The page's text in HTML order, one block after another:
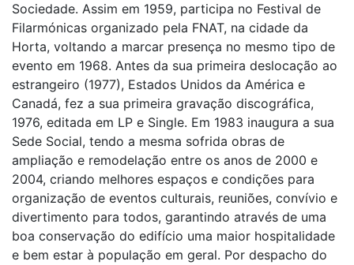
Sociedade. Assim em 1959, participa no Festival de
Filarmónicas organizado pela FNAT, na cidade da
Horta, voltando a marcar presença no mesmo tipo de
evento em 1968. Antes da sua primeira deslocação ao
estrangeiro (1977), Estados Unidos da América e
Canadá, fez a sua primeira gravação discográfica,
1976, editada em LP e Single. Em 1983 inaugura a sua
Sede Social, tendo a mesma sofrida obras de
ampliação e remodelação entre os anos de 2000 e
2004, criando melhores espaços e condições para
organização de eventos culturais, reuniões, convívio e
divertimento para todos, garantindo através de uma
boa conservação do edifício uma maior hospitalidade
e bem estar à população em geral. Por despacho do